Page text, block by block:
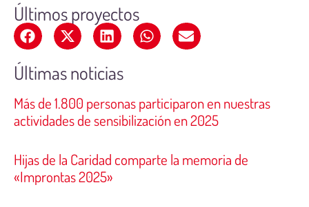
Últimos proyectos
Últimas noticias
Más de 1.800 personas participaron en nuestras
actividades de sensibilización en 2025
Hijas de la Caridad comparte la memoria de
«Improntas 2025»